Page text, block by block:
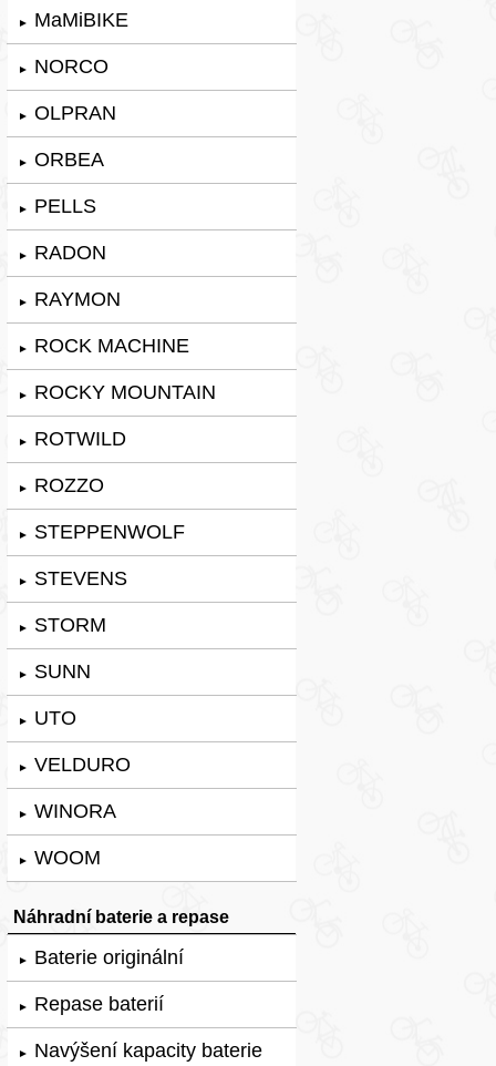
► MaMiBIKE
► NORCO
► OLPRAN
► ORBEA
► PELLS
► RADON
► RAYMON
► ROCK MACHINE
► ROCKY MOUNTAIN
► ROTWILD
► ROZZO
► STEPPENWOLF
► STEVENS
► STORM
► SUNN
► UTO
► VELDURO
► WINORA
► WOOM
Náhradní baterie a repase
► Baterie originální
► Repase baterií
► Navýšení kapacity baterie